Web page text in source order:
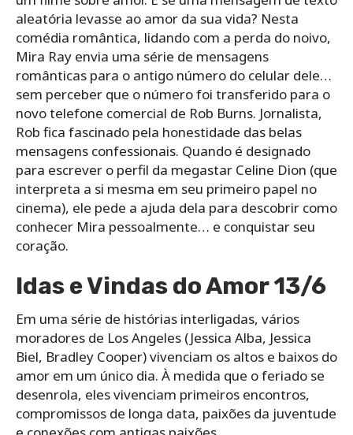
aleatória levasse ao amor da sua vida? Nesta
comédia romântica, lidando com a perda do noivo,
Mira Ray envia uma série de mensagens
românticas para o antigo número do celular dele…
sem perceber que o número foi transferido para o
novo telefone comercial de Rob Burns. Jornalista,
Rob fica fascinado pela honestidade das belas
mensagens confessionais. Quando é designado
para escrever o perfil da megastar Celine Dion (que
interpreta a si mesma em seu primeiro papel no
cinema), ele pede a ajuda dela para descobrir como
conhecer Mira pessoalmente… e conquistar seu
coração.
Idas e Vindas do Amor 13/6
Em uma série de histórias interligadas, vários
moradores de Los Angeles (Jessica Alba, Jessica
Biel, Bradley Cooper) vivenciam os altos e baixos do
amor em um único dia. À medida que o feriado se
desenrola, eles vivenciam primeiros encontros,
compromissos de longa data, paixões da juventude